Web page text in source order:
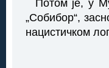
Потом је, у
„Собибор“,
нацистичком